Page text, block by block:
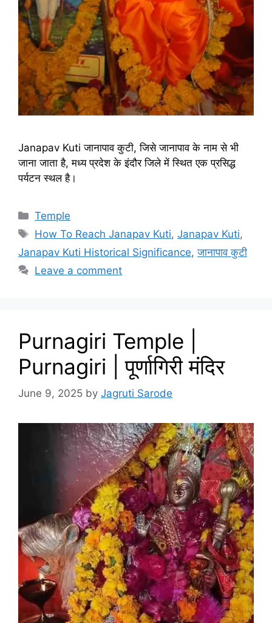
Janapav Kuti जानापाव कुटी, जिसे जानापाव के नाम से भी
जाना जाता है, मध्य प्रदेश के इंदौर जिले में स्थित एक प्रसिद्ध
पर्यटन स्थल है।
Categories
Temple
Tags
How To Reach Janapav Kuti,Janapav Kuti,
Janapav Kuti Historical Significance,जानापाव कुटी
Leave a comment
Purnagiri Temple |
Purnagiri | पूर्णागिरी मंदिर
June 9, 2025 by Jagruti Sarode